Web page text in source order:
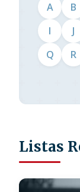
A B
I
J
Q
R
Listas